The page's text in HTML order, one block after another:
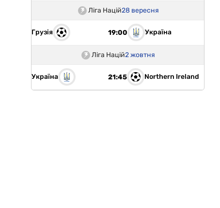
Ліга Націй28 вересня
Грузія 19:00 Україна
Ліга Націй2 жовтня
Україна 21:45 Northern Ireland